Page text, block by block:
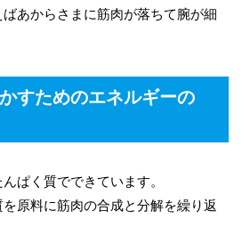
あからさまに筋肉が落ちて腕が細
すためのエネルギーの
ぱく質でできています。
原料に筋肉の合成と分解を繰り返